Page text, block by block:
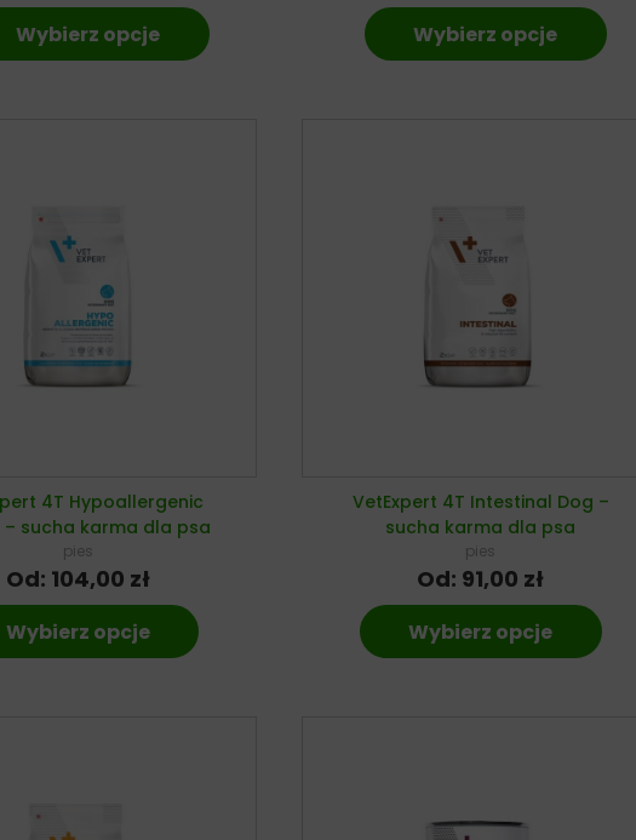
Wybierz opcje Wybierz opcje
4T Hypoallergenic
– sucha karma dla psa
pies
Od: 104,00 zł
Wybierz opcje
VetExpert 4T Intestinal Dog –
sucha karma dla psa
pies
Od: 91,00 zł
Wybierz opcje